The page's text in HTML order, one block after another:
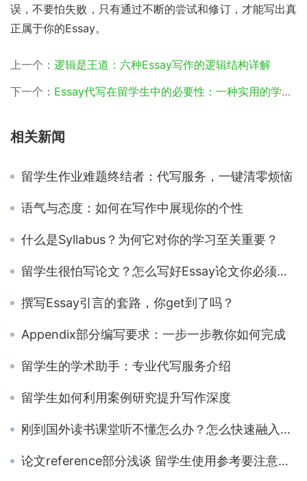
误，不要怕失败，只有通过不断的尝试和修订，才能写出真
正属于你的Essay。
上一个： 逻辑是王道：六种Essay写作的逻辑结构详解
下一个： Essay代写在留学生中的必要性：一种实用的学术策略？
相关新闻
留学生作业难题终结者：代写服务，一键清零烦恼
语气与态度：如何在写作中展现你的个性
什么是Syllabus？为何它对你的学习至关重要？
留学生很怕写论文？怎么写好Essay论文你必须要知道的框架和方法
撰写Essay引言的套路，你get到了吗？
Appendix部分编写要求：一步一步教你如何完成
留学生的学术助手：专业代写服务介绍
留学生如何利用案例研究提升写作深度
刚到国外读书课堂听不懂怎么办？怎么快速融入到学习中去呢？
论文reference部分浅谈 留学生使用参考要注意的5个点